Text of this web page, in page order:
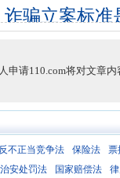
骗立案标准
申请110.com将对文章
反不正当竞争法 保险法
票
治安处罚法 国家赔偿法